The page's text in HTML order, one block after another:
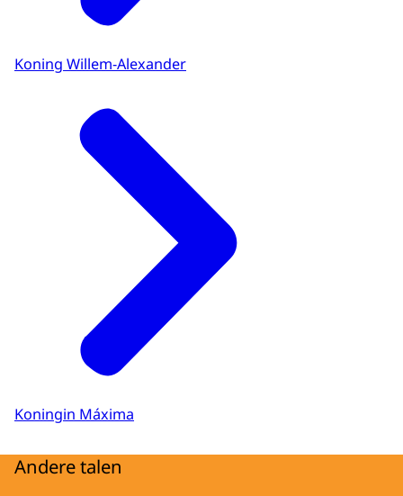
Koning Willem-Alexander
Koningin Máxima
Andere talen